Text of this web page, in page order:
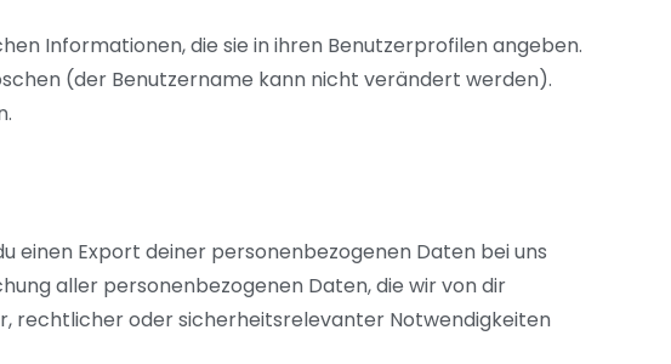
Informationen, die sie in ihren Benutzerprofilen angeben.
(der Benutzername kann nicht verändert werden).
einen Export deiner personenbezogenen Daten bei uns
aller personenbezogenen Daten, die wir von dir
rechtlicher oder sicherheitsrelevanter Notwendigkeiten